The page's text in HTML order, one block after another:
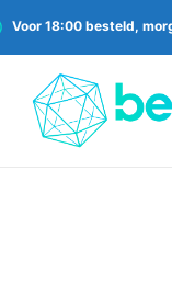
Voor 18:00 besteld,